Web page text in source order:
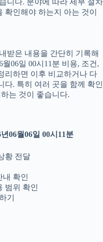
니다. 분야에 따라 세부 절차
인해야 하는지 아는 것이
받은 내용을 간단히 기록해
06일 00시11분 비용, 조건,
리하면 이후 비교하거나 다
다. 특히 여러 곳을 함께 확인
는 것이 좋습니다.
06월06일 00시11분
황 전달
내 확인
범위 확인
기